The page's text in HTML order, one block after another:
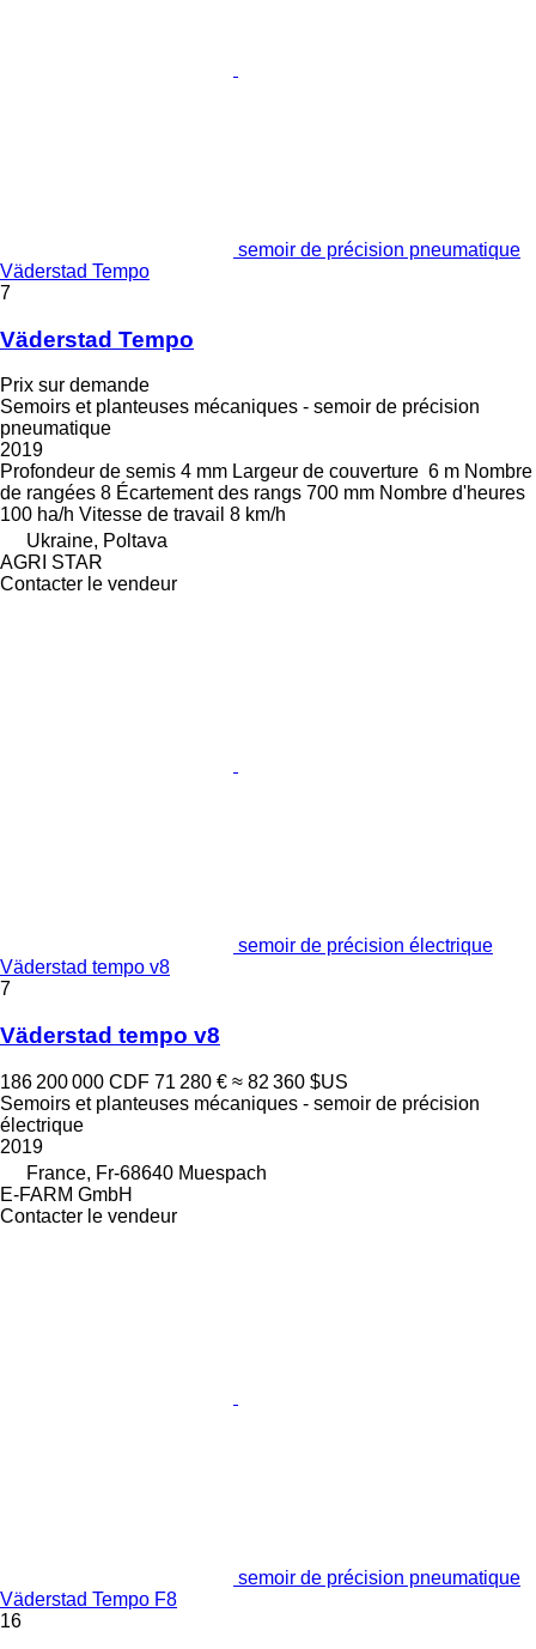
semoir de précision pneumatique
Väderstad Tempo
7
Väderstad Tempo
Prix sur demande
Semoirs et planteuses mécaniques - semoir de précision
pneumatique
2019
Profondeur de semis 4 mm Largeur de couverture 6 m Nombre
de rangées 8 Écartement des rangs 700 mm Nombre d'heures
100 ha/h Vitesse de travail 8 km/h
Ukraine, Poltava
AGRI STAR
Contacter le vendeur
semoir de précision électrique
Väderstad tempo v8
7
Väderstad tempo v8
186 200 000 CDF 71 280 € ≈ 82 360 $US
Semoirs et planteuses mécaniques - semoir de précision
électrique
2019
France, Fr-68640 Muespach
E-FARM GmbH
Contacter le vendeur
semoir de précision pneumatique
Väderstad Tempo F8
16